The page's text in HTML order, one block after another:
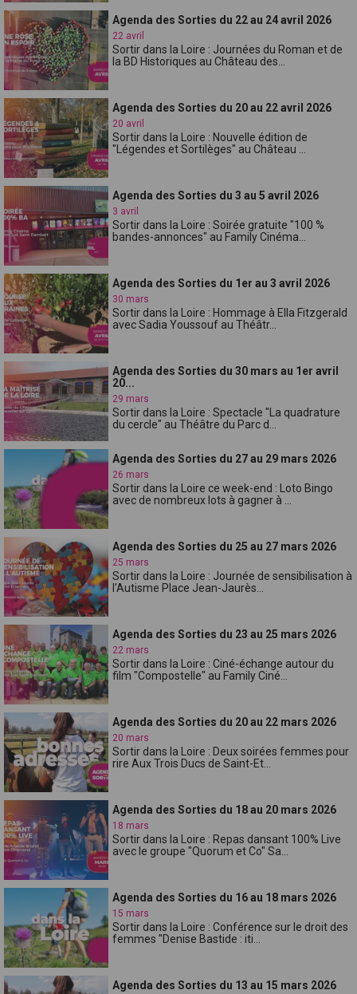
Agenda des Sorties du 22 au 24 avril 2026
22 avril
Sortir dans la Loire : Journées du Roman et de
la BD Historiques au Château des...
Agenda des Sorties du 20 au 22 avril 2026
20 avril
Sortir dans la Loire : Nouvelle édition de
"Légendes et Sortilèges" au Château ...
Agenda des Sorties du 3 au 5 avril 2026
3 avril
Sortir dans la Loire : Soirée gratuite "100 %
bandes-annonces" au Family Cinéma...
Agenda des Sorties du 1er au 3 avril 2026
30 mars
Sortir dans la Loire : Hommage à Ella Fitzgerald
avec Sadia Youssouf au Théâtr...
Agenda des Sorties du 30 mars au 1er avril
20...
29 mars
Sortir dans la Loire : Spectacle "La quadrature
du cercle" au Théâtre du Parc d...
Agenda des Sorties du 27 au 29 mars 2026
26 mars
Sortir dans la Loire ce week-end : Loto Bingo
avec de nombreux lots à gagner à ...
Agenda des Sorties du 25 au 27 mars 2026
25 mars
Sortir dans la Loire : Journée de sensibilisation à
l'Autisme Place Jean-Jaurès...
Agenda des Sorties du 23 au 25 mars 2026
22 mars
Sortir dans la Loire : Ciné-échange autour du
film "Compostelle" au Family Ciné...
Agenda des Sorties du 20 au 22 mars 2026
20 mars
Sortir dans la Loire : Deux soirées femmes pour
rire Aux Trois Ducs de Saint-Et...
Agenda des Sorties du 18 au 20 mars 2026
18 mars
Sortir dans la Loire : Repas dansant 100% Live
avec le groupe "Quorum et Co" Sa...
Agenda des Sorties du 16 au 18 mars 2026
15 mars
Sortir dans la Loire : Conférence sur le droit des
femmes "Denise Bastide : iti...
Agenda des Sorties du 13 au 15 mars 2026